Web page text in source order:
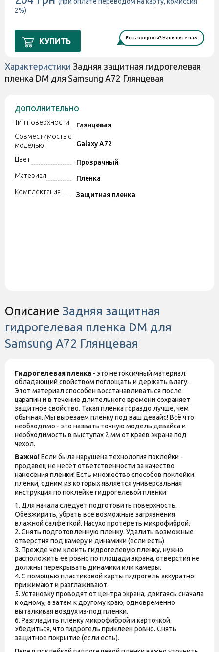
2%)
КУПИТЬ Есть вопросы? Напишите нам
Характеристики Задняя защитная гидрогелевая
пленка DM для Samsung A72 Глянцевая
ДОПОЛНИТЕЛЬНО
Тип поверхности
Глянцевая
Совместимость с
моделью
Galaxy A72
Цвет
Прозрачный
Материал
Пленка
Комплектация
Защитная пленка
Описание Задняя защитная
гидрогелевая пленка DM для
Samsung A72 Глянцевая
Гидрогелевая пленка - это нетоксичный материал,
обладающий свойством поглощать и держать влагу.
Этот материал способен восстанавливаться после
царапин и в течение длительного времени сохраняет
защитное свойство. Такая пленка гораздо лучше, чем
обычная. Мы вырезаем пленку под ваш девайс! Всё что
необходимо - это назвать точную модель девайса и
необходимость в выступах 2 мм от краёв экрана под
чехол.
Важно!Если была нарушена технология поклейки -
продавец не несёт ответственности за качество
нанесения пленки! Есть множество способов поклейки
пленки, одним из которых является универсальная
инструкция по поклейке гидрогелевой пленки:
1. Для начала следует подготовить поверхность.
Обезжирить, убрать все возможные загрязнения
влажной салфеткой. Насухо протереть микрофиброй.
2. Снять подготовленную пленку. Удалить возможные
отверстия под камеру и динамики (если есть).
3. Прежде чем клеить гидрогелевую пленку, нужно
расположить ее ровно по площади экрана, отверстия не
должны перекрывать динамики или камеры.
4. С помощью пластиковой карты гидрогель аккуратно
прижимают и разглаживают.
5. Установку проводят от центра экрана, двигаясь сначала
к одному, а затем к другому краю, одновременно
выталкивая воздух из-под пленки.
6. Разгладить пленку микрофиброй и карточкой.
Убедиться, что гидрогель приклеен ровно. Снять
защитное покрытие (если есть).